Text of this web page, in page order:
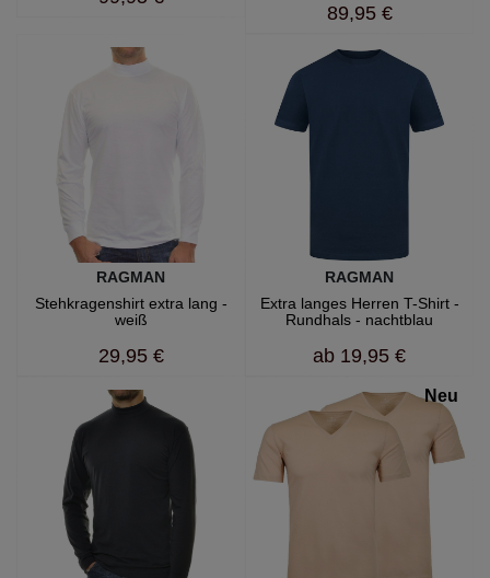
89,95 €
RAGMAN
Stehkragenshirt extra lang -
weiß
29,95 €
RAGMAN
Extra langes Herren T-Shirt -
Rundhals - nachtblau
ab 19,95 €
Neu